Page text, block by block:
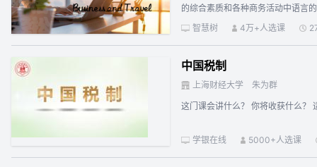
的综合素质和各种商务活动中语言
用型强并适用于课程使用的素材
智慧树 4万+人选课
中国税制
上海财经大学
朱为群
学银在线 5000+人选课